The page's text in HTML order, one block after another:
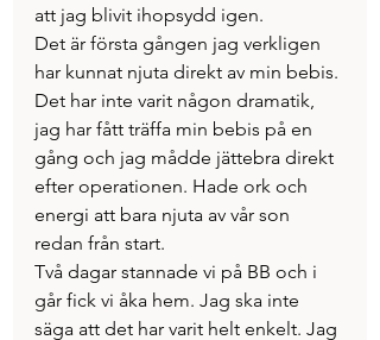
att jag blivit ihopsydd igen.
Det är första gången jag verkligen
har kunnat njuta direkt av min bebis.
Det har inte varit någon dramatik,
jag har fått träffa min bebis på en
gång och jag mådde jättebra direkt
efter operationen. Hade ork och
energi att bara njuta av vår son
redan från start.
Två dagar stannade vi på BB och i
går fick vi åka hem. Jag ska inte
säga att det har varit helt enkelt. Jag